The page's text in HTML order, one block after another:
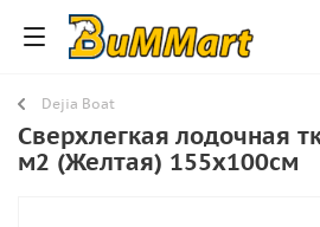
Dejia Boat
Сверхлегкая лодочная
м2 (Желтая) 155х100см